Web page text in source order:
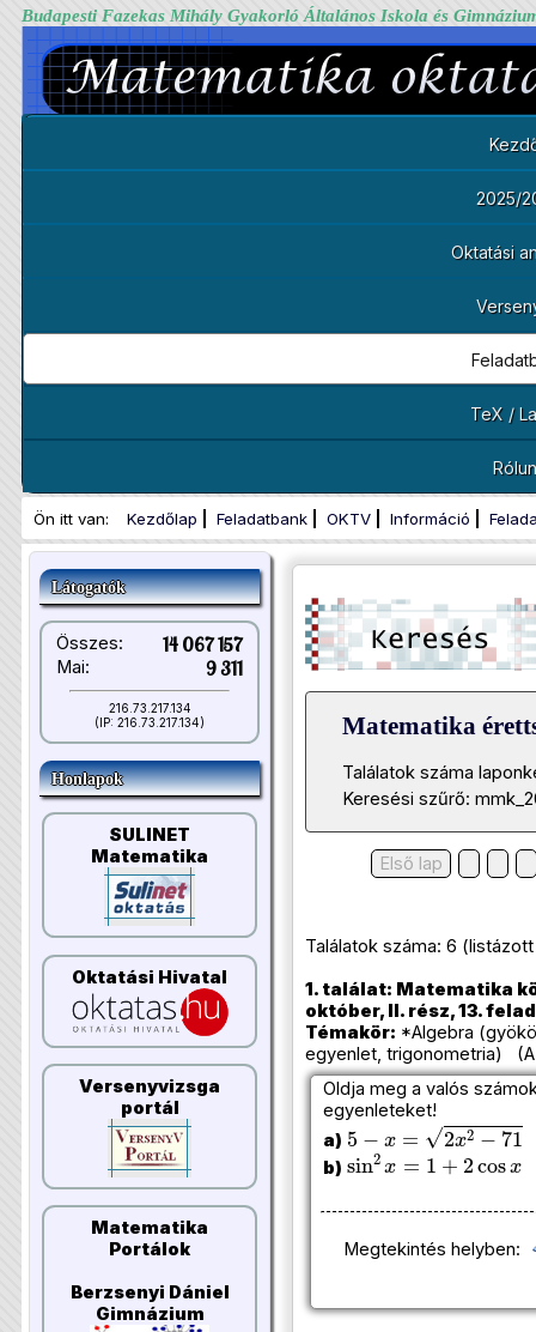
Budapesti Fazekas Mihály Gyakorló Általános Iskola és
2025/
Oktatási
TeX /
Ön itt van: Kezdőlap Feladatbank OKTV Információ
Látogatók
Összes: 14 067 157
Mai: 9 311
216.73.217.134
(IP: 216.73.217.134)
Honlapok
SULINET
Matematika
Oktatási Hivatal
Versenyvizsga
portál
Matematika
Portálok
Berzsenyi Dániel
Gimnázium
Matematika
Találatok száma
Keresési szűrő:
Első lap
Találatok száma: 6
1. találat: Matematika
október, II. rész, 13.
Témakör: *Algebra
egyenlet, trigonometria)
Oldja meg a valós
egyenleteket!
a)
5 −71
b)
sin2x =1 +2cos
Megtekintés helyben: